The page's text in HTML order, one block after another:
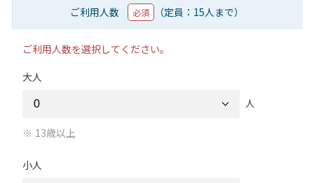
ご利用人数 必須 （定員：15人まで）
ご利用人数を選択してください。
大人
人
13歳以上
小人